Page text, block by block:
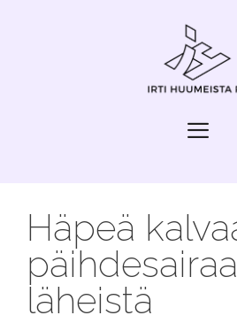
Häpeä
läheistä